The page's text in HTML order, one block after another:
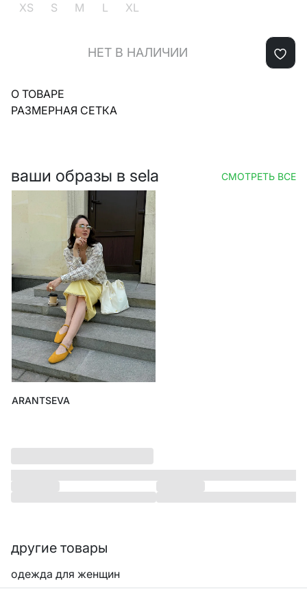
XS S M L XL
НЕТ В НАЛИЧИИ
О ТОВАРЕ
РАЗМЕРНАЯ СЕТКА
ваши образы в sela СМОТРЕТЬ ВСЕ
ARANTSEVA
другие товары
одежда для женщин